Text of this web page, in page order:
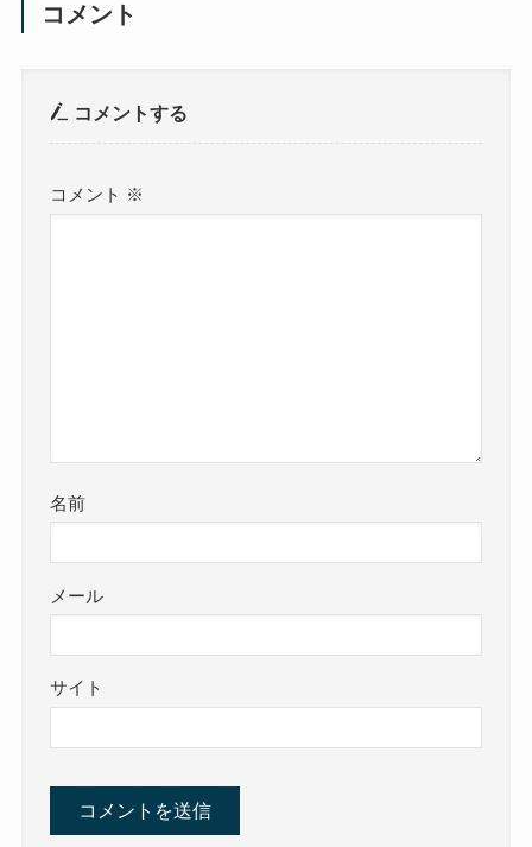
コメント
コメントする
コメント ※
名前
メール
サイト